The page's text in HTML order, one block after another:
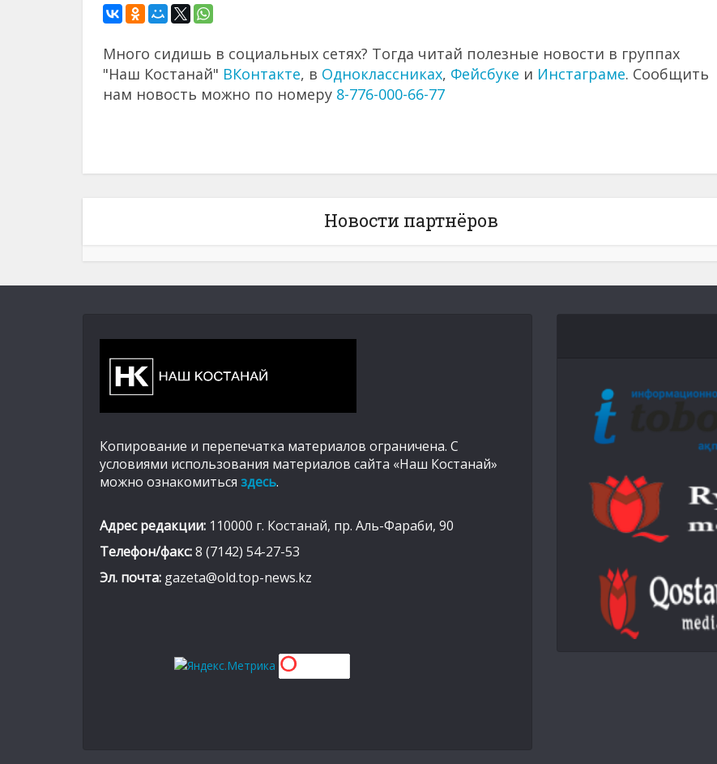
Много сидишь в социальных сетях? Тогда читай полезные новости в группах
"Наш Костанай" ВКонтакте, в Одноклассниках, Фейсбуке и Инстаграме. Сообщить
нам новость можно по номеру 8-776-000-66-77
Новости партнёров
Копирование и перепечатка материалов ограничена. С
условиями использования материалов сайта «Наш Костанай»
можно ознакомиться здесь.
Адрес редакции: 110000 г. Костанай, пр. Аль-Фараби, 90
Телефон/факс:8 (7142) 54-27-53
Эл. почта: gazeta@old.top-news.kz